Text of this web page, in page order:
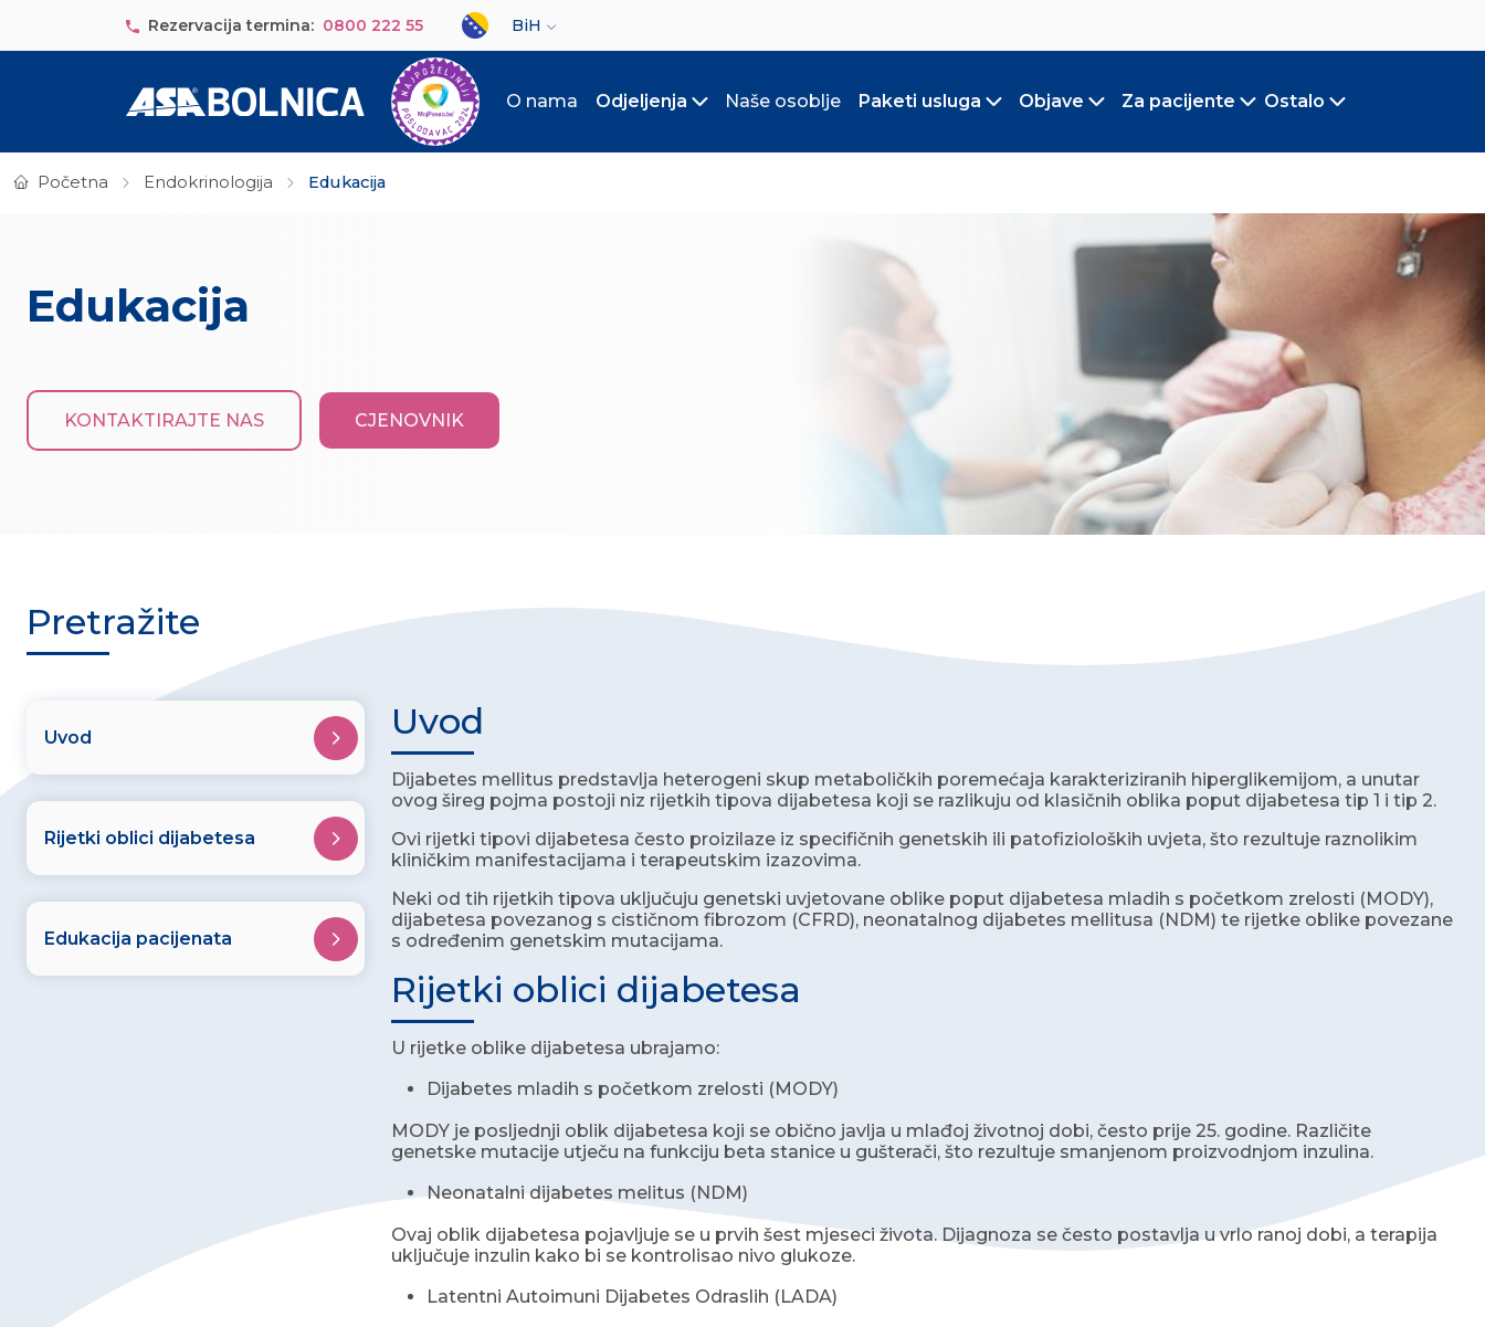
Rezervacija termina: 0800 222 55
Select your language
BiH
O nama Odjeljenja
Toggle submenu
Naše osoblje Paketi usluga
Toggle submenu
Objave
Toggle submenu
Za pacijente
Toggle submenu
Ostalo
Toggle
Početna Endokrinologija Edukacija
Edukacija
KONTAKTIRAJTE NAS CJENOVNIK
Pretražite
Uvod
Rijetki oblici dijabetesa
Edukacija pacijenata
Uvod
Dijabetes mellitus predstavlja heterogeni skup metaboličkih poremećaja karakteriziranih hiperglikemijom, a unutar
ovog šireg pojma postoji niz rijetkih tipova dijabetesa koji se razlikuju od klasičnih oblika poput dijabetesa tip 1 i tip 2.
Ovi rijetki tipovi dijabetesa često proizilaze iz specifičnih genetskih ili patofizioloških uvjeta, što rezultuje raznolikim
kliničkim manifestacijama i terapeutskim izazovima.
Neki od tih rijetkih tipova uključuju genetski uvjetovane oblike poput dijabetesa mladih s početkom zrelosti (MODY),
dijabetesa povezanog s cističnom fibrozom (CFRD), neonatalnog dijabetes mellitusa (NDM) te rijetke oblike povezane
s određenim genetskim mutacijama.
Rijetki oblici dijabetesa
U rijetke oblike dijabetesa ubrajamo:
Dijabetes mladih s početkom zrelosti (MODY)
MODY je posljednji oblik dijabetesa koji se obično javlja u mlađoj životnoj dobi, često prije 25. godine. Različite
genetske mutacije utječu na funkciju beta stanice u gušterači, što rezultuje smanjenom proizvodnjom inzulina.
Neonatalni dijabetes melitus (NDM)
Ovaj oblik dijabetesa pojavljuje se u prvih šest mjeseci života. Dijagnoza se često postavlja u vrlo ranoj dobi, a terapija
uključuje inzulin kako bi se kontrolisao nivo glukoze.
Latentni Autoimuni Dijabetes Odraslih (LADA)